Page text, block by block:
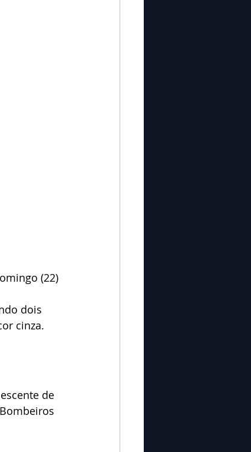
(22)
dois
cinza.
de